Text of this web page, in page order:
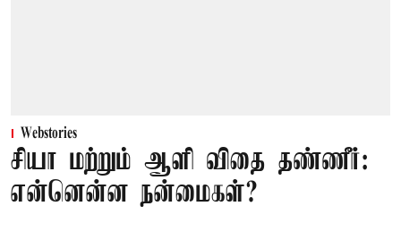
Webstories
சியா மற்றும் ஆளி விதை தண்ணீர்:
என்னென்ன நன்மைகள்?